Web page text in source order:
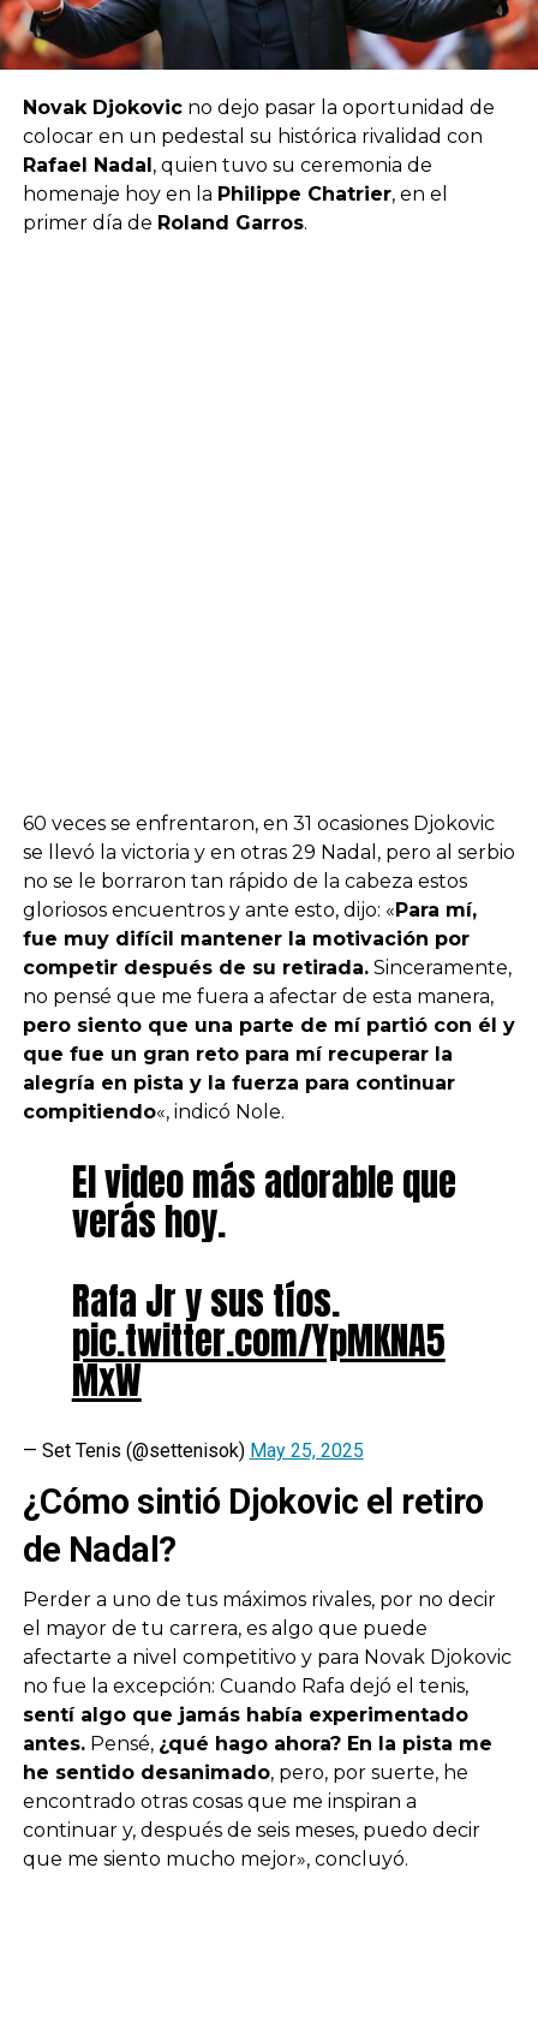
Novak Djokovicno dejo pasar la oportunidad de
colocar en un pedestal su histórica rivalidad con
Rafael Nadal, quien tuvo su ceremonia de
homenaje hoy en la Philippe Chatrier, en el
primer día de Roland Garros.
60 veces se enfrentaron, en 31 ocasiones Djokovic
se llevó la victoria y en otras 29 Nadal, pero al serbio
no se le borraron tan rápido de la cabeza estos
gloriosos encuentros y ante esto, dijo: «Para mí,
fue muy difícil mantener la motivación por
competir después de su retirada.Sinceramente,
no pensé que me fuera a afectar de esta manera,
pero siento que una parte de mí partió con él y
que fue un gran reto para mí recuperar la
alegría en pista y la fuerza para continuar
compitiendo«, indicó Nole.
El video más adorable que
verás hoy.
Rafa Jr y sus tíos.
pic.twitter.com/YpMKNA5
MxW
— Set Tenis (@settenisok) May 25, 2025
¿Cómo sintió Djokovic el retiro
de Nadal?
Perder a uno de tus máximos rivales, por no decir
el mayor de tu carrera, es algo que puede
afectarte a nivel competitivo y para Novak Djokovic
no fue la excepción: Cuando Rafa dejó el tenis,
sentí algo que jamás había experimentado
antes.Pensé, ¿qué hago ahora? En la pista me
he sentido desanimado, pero, por suerte, he
encontrado otras cosas que me inspiran a
continuar y, después de seis meses, puedo decir
que me siento mucho mejor», concluyó.